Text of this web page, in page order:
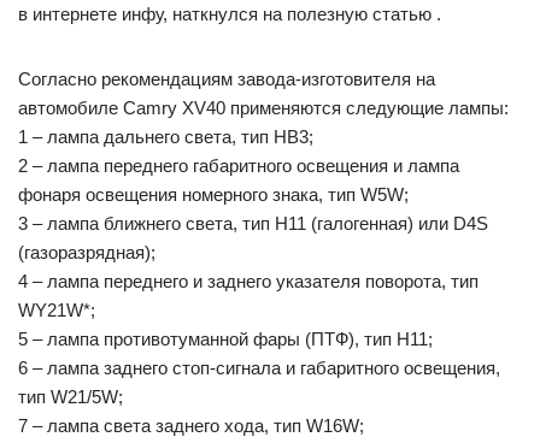
в интернете инфу, наткнулся на полезную статью .
Согласно рекомендациям завода-изготовителя на
автомобиле Camry XV40 применяются следующие лампы:
1 – лампа дальнего света, тип НВ3;
2 – лампа переднего габаритного освещения и лампа
фонаря освещения номерного знака, тип W5W;
3 – лампа ближнего света, тип Н11 (галогенная) или D4S
(газоразрядная);
4 – лампа переднего и заднего указателя поворота, тип
WY21W*;
5 – лампа противотуманной фары (ПТФ), тип Н11;
6 – лампа заднего стоп-сигнала и габаритного освещения,
тип W21/5W;
7 – лампа света заднего хода, тип W16W;